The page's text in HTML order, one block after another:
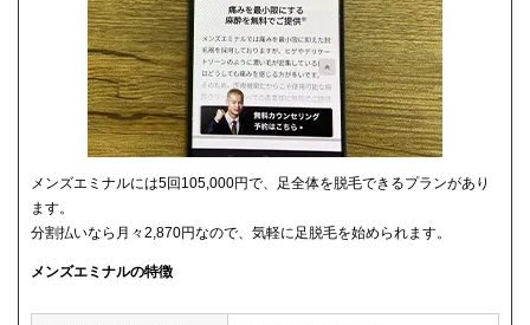
メンズエミナルには5回105,000円で、足全体を脱毛できるプランがあり
ます。
分割払いなら月々2,870円なので、気軽に足脱毛を始められます。
メンズエミナルの特徴